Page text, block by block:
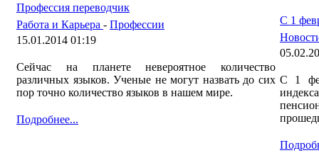
Профессия переводчик
Работа и Карьера - Профессии
15.01.2014 01:19
Сейчас на планете невероятное количество
различных языков. Ученые не могут назвать до сих
пор точно количество языков в нашем мире.
Подробнее...
С 1
С 1